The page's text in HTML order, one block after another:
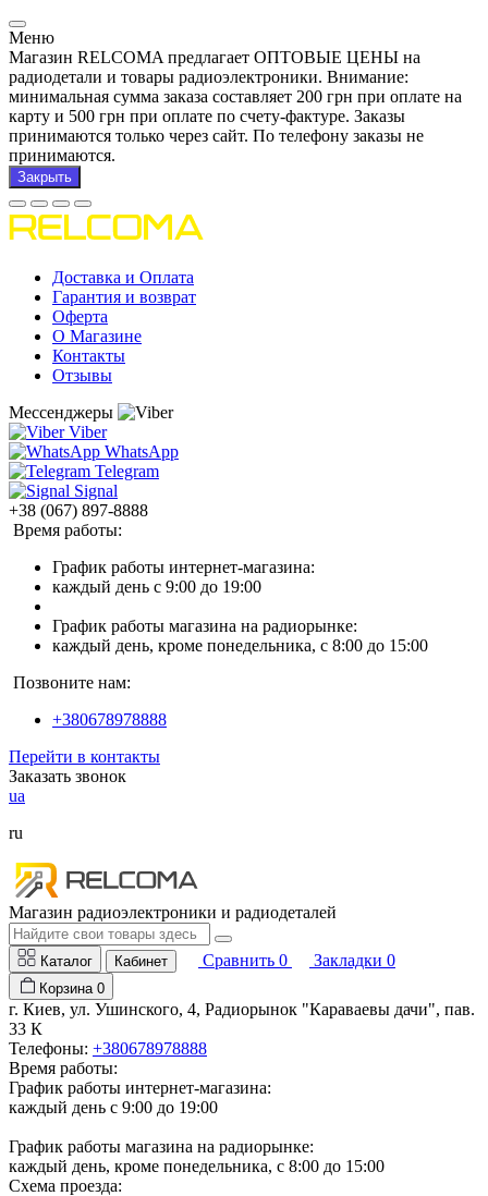
Меню
Магазин RELCOMA предлагает ОПТОВЫЕ ЦЕНЫ на
радиодетали и товары радиоэлектроники. Внимание:
минимальная сумма заказа составляет 200 грн при оплате на
карту и 500 грн при оплате по счету-фактуре. Заказы
принимаются только через сайт. По телефону заказы не
принимаются.
Закрыть
Доставка и Оплата
Гарантия и возврат
Оферта
О Магазине
Контакты
Отзывы
Мессенджеры
Viber
WhatsApp
Telegram
Signal
+38 (067) 897-8888
Время работы:
График работы интернет-магазина:
каждый день с 9:00 до 19:00
График работы магазина на радиорынке:
каждый день, кроме понедельника, с 8:00 до 15:00
Позвоните нам:
+380678978888
Перейти в контакты
Заказать звонок
ua
ru
Магазин радиоэлектроники и радиодеталей
Каталог Кабинет Сравнить 0 Закладки 0
Корзина 0
г. Киев, ул. Ушинского, 4, Радиорынок "Караваевы дачи", пав.
33 К
Телефоны: +380678978888
Время работы:
График работы интернет-магазина:
каждый день с 9:00 до 19:00
График работы магазина на радиорынке:
каждый день, кроме понедельника, с 8:00 до 15:00
Схема проезда: